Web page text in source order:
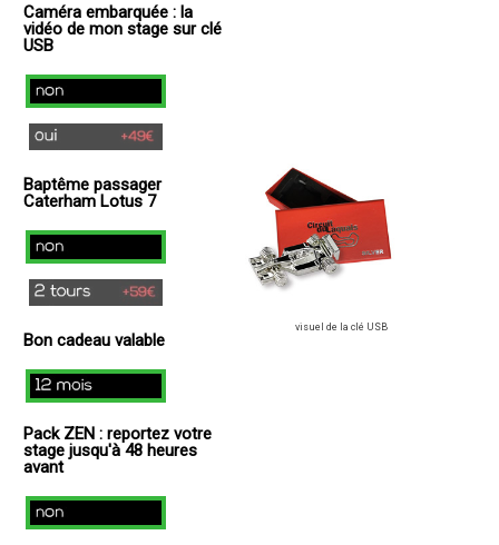
OFFERT
visuel de la clé USB
Caméra embarquée : la
vidéo de mon stage sur clé
USB
non
oui
+
Baptême passager
Caterham Lotus 7
non
2
(+
59€
)
Bon cadeau valable
12
Pack ZEN : reportez votre
stage jusqu'à 48 heures
avant
Non